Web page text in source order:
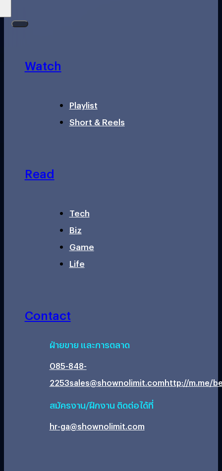
Watch
Playlist
Short & Reels
Read
Tech
Biz
Game
Life
Contact
ฝ่ายขาย และการตลาด
085-848-
2253sales@shownolimit.comhttp://m.me/
สมัครงาน/ฝึกงาน ติดต่อได้ที่
hr-ga@shownolimit.com